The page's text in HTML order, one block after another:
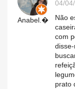
Anabel.�
04/
Não
com
prato